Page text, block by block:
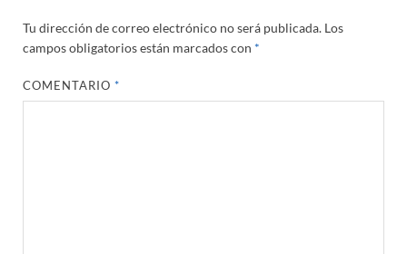
Tu dirección de correo electrónico no será publicada. Los
campos obligatorios están marcados con *
COMENTARIO*